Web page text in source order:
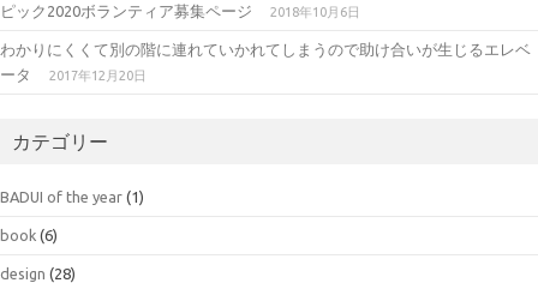
ピック2020ボランティア募集ページ
2018年10月6日
わかりにくくて別の階に連れていかれてしまうので助け合いが生じるエレベ
ータ
2017年12月20日
カテゴリー
BADUI of the year (1)
book (6)
design (28)